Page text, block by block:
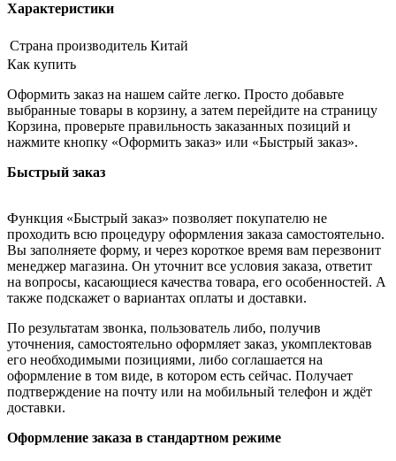
Характеристики
Страна производитель Китай
Как купить
Оформить заказ на нашем сайте легко. Просто добавьте
выбранные товары в корзину, а затем перейдите на страницу
Корзина, проверьте правильность заказанных позиций и
нажмите кнопку «Оформить заказ» или «Быстрый заказ».
Быстрый заказ
Функция «Быстрый заказ» позволяет покупателю не
проходить всю процедуру оформления заказа самостоятельно.
Вы заполняете форму, и через короткое время вам перезвонит
менеджер магазина. Он уточнит все условия заказа, ответит
на вопросы, касающиеся качества товара, его особенностей. А
также подскажет о вариантах оплаты и доставки.
По результатам звонка, пользователь либо, получив
уточнения, самостоятельно оформляет заказ, укомплектовав
его необходимыми позициями, либо соглашается на
оформление в том виде, в котором есть сейчас. Получает
подтверждение на почту или на мобильный телефон и ждёт
доставки.
Оформление заказа в стандартном режиме